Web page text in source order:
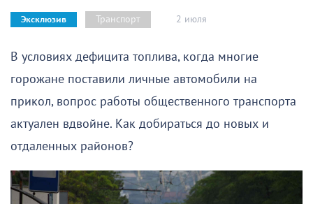
Эксклюзив Транспорт 2 июля
В условиях дефицита топлива, когда многие
горожане поставили личные автомобили на
прикол, вопрос работы общественного транспорта
актуален вдвойне. Как добираться до новых и
отдаленных районов?